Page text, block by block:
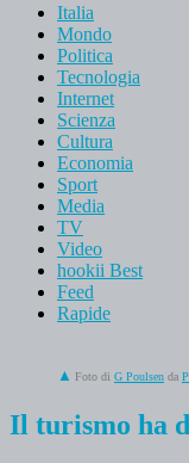
Italia
Mondo
Politica
Tecnologia
Internet
Scienza
Cultura
Economia
Sport
Media
TV
Video
hookii Best
Feed
Rapide
Foto di G Poulsen da
Il turismo ha